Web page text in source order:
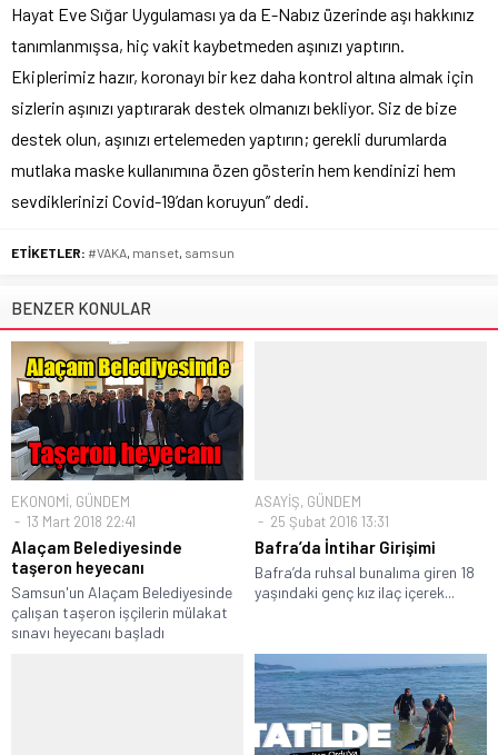
Hayat Eve Sığar Uygulaması ya da E-Nabız üzerinde aşı hakkınız
tanımlanmışsa, hiç vakit kaybetmeden aşınızı yaptırın.
Ekiplerimiz hazır, koronayı bir kez daha kontrol altına almak için
sizlerin aşınızı yaptırarak destek olmanızı bekliyor. Siz de bize
destek olun, aşınızı ertelemeden yaptırın; gerekli durumlarda
mutlaka maske kullanımına özen gösterin hem kendinizi hem
sevdiklerinizi Covid-19’dan koruyun” dedi.
ETİKETLER: #VAKA, manset, samsun
BENZER KONULAR
EKONOMİ, GÜNDEM
13 Mart 2018 22:41
Alaçam Belediyesinde
taşeron heyecanı
Samsun'un Alaçam Belediyesinde
çalışan taşeron işçilerin mülakat
sınavı heyecanı başladı
ASAYİŞ, GÜNDEM
25 Şubat 2016 13:31
Bafra’da İntihar Girişimi
Bafra’da ruhsal bunalıma giren 18
yaşındaki genç kız ilaç içerek...